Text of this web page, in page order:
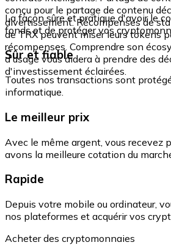
conçu pour le partage de contenu
divertissement. Récompenses de
de TRX peuvent miser leurs tokens
récompenses. Comprendre son
d'usage vous aidera à prendre des
d'investissement éclairées.
La façon sûre et pratique d'avoir le
fonds et de protéger vos
Sûr et fiable
Toutes nos transactions sont
informatique.
Le meilleur prix
Avec le même argent, vous recevez
avons la meilleure cotation du
Rapide
Depuis votre mobile ou ordinateur,
nos plateformes et acquérir vos
Acheter des cryptomonnaies